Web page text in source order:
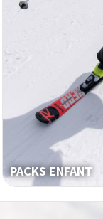
PACKS ENFANT